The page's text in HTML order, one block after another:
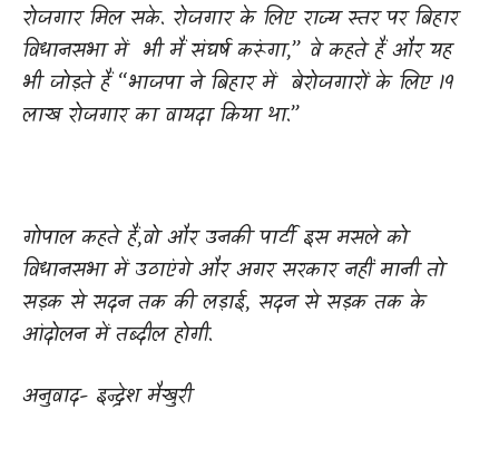
रोजगार मिल सके. रोजगार के लिए राज्य स्तर पर बिहार
विधानसभा में भी मैं संघर्ष करूंगा,” वे कहते हैं और यह
भी जोड़ते हैं“भाजपा ने बिहार में बेरोजगारों के लिए 19
लाख रोजगार का वायदा किया था.”
गोपाल कहते हैं,वो और उनकी पार्टी इस मसले को
विधानसभा में उठाएंगे और अगर सरकार नहीं मानी तो
सड़क से सदन तक की लड़ाई, सदन से सड़क तक के
आंदोलन में तब्दील होगी.
अनुवाद- इन्द्रेश मैखुरी